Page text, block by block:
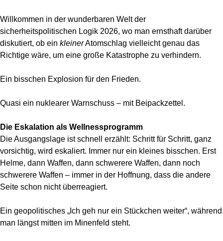
Willkommen in der wunderbaren Welt der
sicherheitspolitischen Logik 2026, wo man ernsthaft darüber
diskutiert, ob ein kleinerAtomschlag vielleicht genau das
Richtige wäre, um eine große Katastrophe zu verhindern.
Ein bisschen Explosion für den Frieden.
Quasi ein nuklearer Warnschuss – mit Beipackzettel.
Die Eskalation als Wellnessprogramm
Die Ausgangslage ist schnell erzählt: Schritt für Schritt, ganz
vorsichtig, wird eskaliert. Immer nur ein kleines bisschen. Erst
Helme, dann Waffen, dann schwerere Waffen, dann noch
schwerere Waffen – immer in der Hoffnung, dass die andere
Seite schon nicht überreagiert.
Ein geopolitisches „Ich geh nur ein Stückchen weiter“, während
man längst mitten im Minenfeld steht.